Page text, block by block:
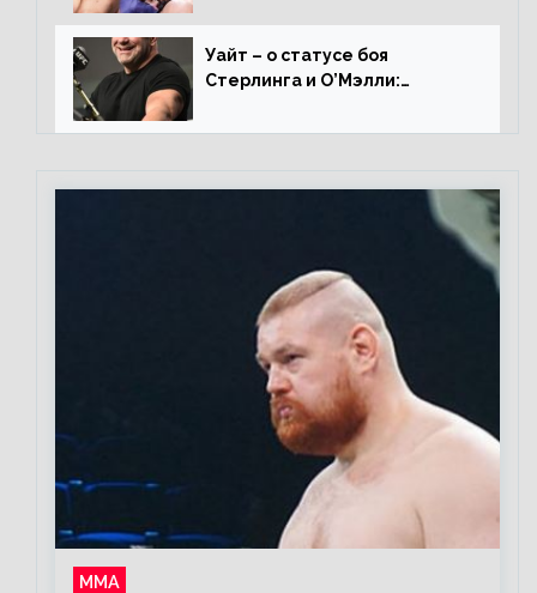
нокаутирует Майкла»
Уайт – о статусе боя
Стерлинга и О’Мэлли:
травму? Он готовится,
ММА